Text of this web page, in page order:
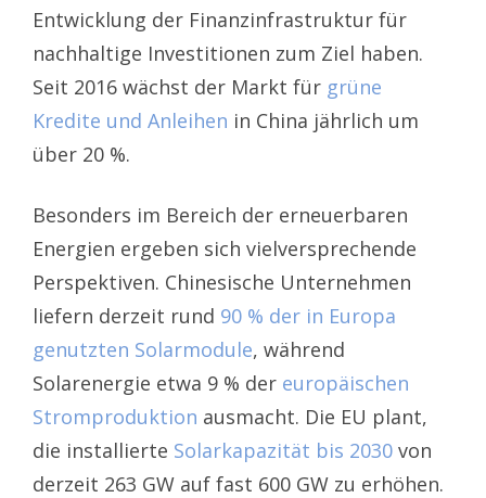
Entwicklung der Finanzinfrastruktur für
nachhaltige Investitionen zum Ziel haben.
Seit 2016 wächst der Markt für grüne
Kredite und Anleihen in China jährlich um
über 20 %.
Besonders im Bereich der erneuerbaren
Energien ergeben sich vielversprechende
Perspektiven. Chinesische Unternehmen
liefern derzeit rund 90 % der in Europa
genutzten Solarmodule, während
Solarenergie etwa 9 % der europäischen
Stromproduktion ausmacht. Die EU plant,
die installierte Solarkapazität bis 2030 von
derzeit 263 GW auf fast 600 GW zu erhöhen.